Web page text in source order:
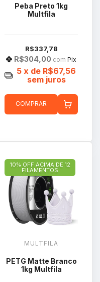
Peba Preto 1kg
Multfila
R$337,78
R$304,00 com Pix
5 x de R$67,56
sem juros
COMPRAR
10% OFF ACIMA DE 12
FILAMENTOS
MULTFILA
PETG Matte Branco
1kg Multfila